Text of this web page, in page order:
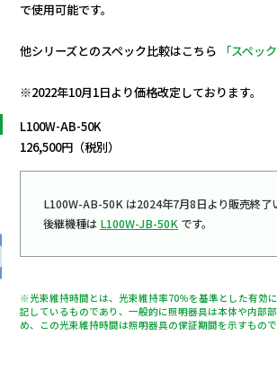
で使用可能です。
他シリーズとのスペック比較はこちら
「スペッ
※2022年10月1日より価格改定しております。
L100W-AB-50K
126,500円（税別）
L100W-AB-50K は2024年7月8日より販売終了
後継機種は L100W-JB-50Kです。
※光束維持時間とは、光束維持率70％を基準とした有効
記しているものであり、一般的に照明器具は本体や内部
め、この光束維持時間は照明器具の保証期間を示すもので